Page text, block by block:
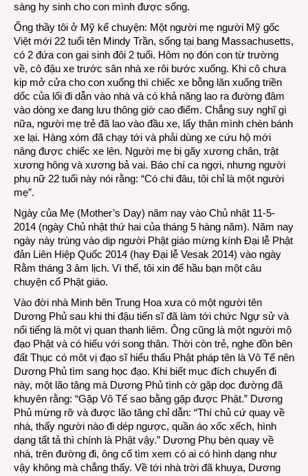
sàng hy sinh cho con mình được sống.
Ống thầy tôi ở Mỹ kể chuyện: Một người mẹ người Mỹ gốc
Việt mới 22 tuổi tên Mindy Trần, sống tại bang Massachusetts,
có 2 đứa con gai sinh đôi 2 tuổi. Hôm nọ đón con từ trường
về, cô đậu xe trước sân nhà xe rôi bước xuống. Khi cô chưa
kịp mở cửa cho con xuống thì chiếc xe bỗng lăn xuống triền
dốc của lối đi dẫn vào nhà và có khả năng lao ra đường đâm
vào dòng xe đang lưu thông giờ cao điểm. Chẳng suy nghĩ gì
nữa, người mẹ trẻ đã lao vào đầu xe, lấy thân mình chèn bánh
xe lại. Hàng xóm đã chạy tới và phải dùng xe cứu hộ mới
nâng được chiếc xe lên. Người mẹ bị gãy xương chân, trật
xương hông và xương bả vai. Báo chí ca ngợi, nhưng người
phụ nữ 22 tuổi này nói rằng: “Có chi đâu, tôi chỉ là một người
mẹ”.
Ngày của Mẹ (Mother’s Day) năm nay vào Chủ nhật 11-5-
2014 (ngày Chủ nhật thứ hai của tháng 5 hàng năm). Năm nay
ngày này trùng vào dịp người Phật giáo mừng kính Đại lễ Phật
đản Liên Hiệp Quốc 2014 (hay Đại lễ Vesak 2014) vào ngày
Rằm tháng 3 âm lịch. Vì thế, tôi xin để hầu bạn một câu
chuyện cổ Phật giáo.
Vào đời nhà Minh bên Trung Hoa xưa có một người tên
Dương Phủ sau khi thi đậu tiến sĩ đã làm tới chức Ngự sử và
nổi tiếng là một vị quan thanh liêm. Ông cũng là một người mộ
đạo Phật và có hiếu với song thân. Thời còn trẻ, nghe đồn bên
đất Thục có môt vị đạo sĩ hiểu thấu Phật pháp tên là Vô Tế nên
Dương Phủ tìm sang học đạo. Khi biết mục đích chuyến đi
này, một lão tăng mà Dương Phủ tình cờ gặp dọc đường đã
khuyên rằng: “Gặp Vô Tế sao bằng gặp được Phật.” Dương
Phủ mừng rỡ và được lão tăng chỉ dẫn: “Thí chủ cứ quay về
nhà, thấy người nào đi dép ngược, quần áo xốc xếch, hình
dạng tất tả thì chính là Phật vậy.” Dương Phụ bèn quay về
nhà, trên đường đi, ông cố tìm xem có ai có hình dạng như
vậy không mà chẳng thấy. Về tới nhà trời đã khuya, Dương